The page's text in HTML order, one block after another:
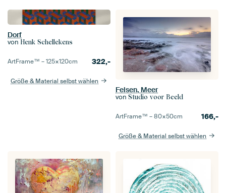
Dorf
von Henk Schellekens
ArtFrame™ –125×120cm 322,-
Größe & Material selbst wählen
Felsen, Meer
von Studio voor Beeld
ArtFrame™ –80×50cm 166,-
Größe & Material selbst wählen